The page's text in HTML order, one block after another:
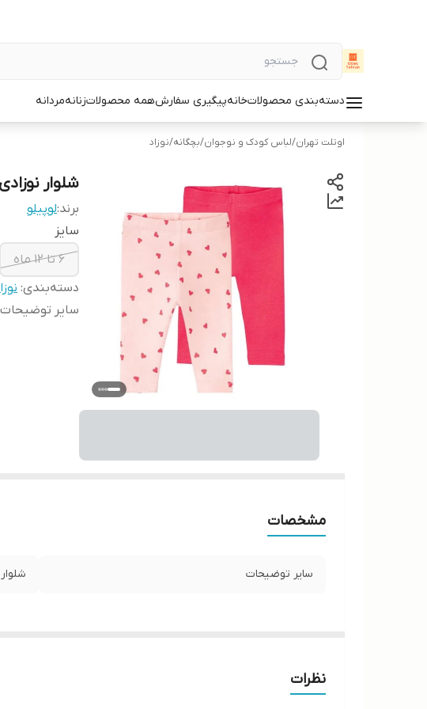
دسته‌بندی محصولاتخانهپیگیری سفارشهمه محصولاتزنانهمردانه
اوتلت تهران/لباس کودک و نوجوان/بچگانه/نوزاد
شلوار نوزادی
برند:لوپیلو
سایز
6 تا 12 ماه
دسته‌بندی:
سایر توضیحات
مشخصات
سایر توضیحات
نظرات